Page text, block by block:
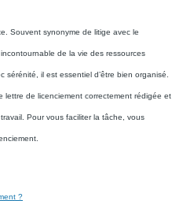
Souvent synonyme de litige avec le
de la vie des ressources
il est essentiel d’être bien organisé.
lettre de licenciement correctement rédigée et
Pour vous faciliter la tâche, vous
?